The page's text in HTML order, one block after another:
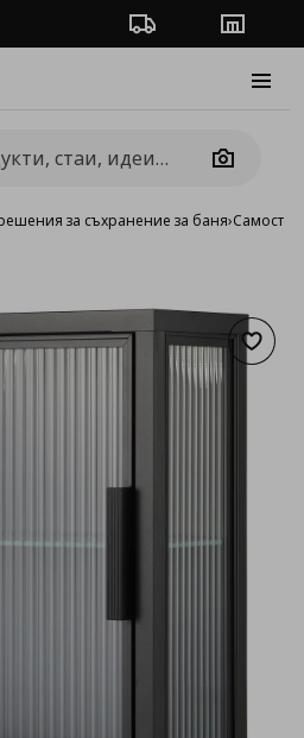
Проследяване на
Camera
за съхранение за баня›